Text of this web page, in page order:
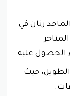
رنان في
الحصول عليه.
الطويل، حيث